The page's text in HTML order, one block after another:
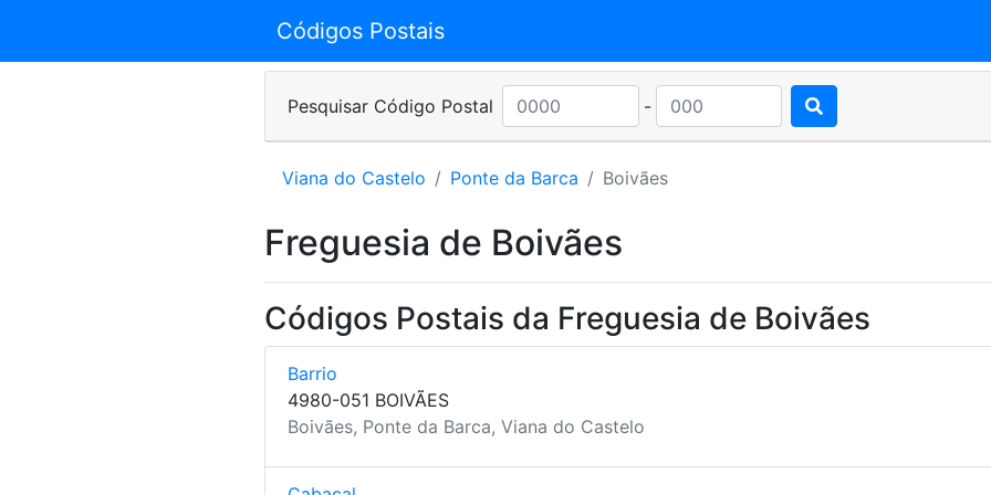
Códigos Postais
Pesquisar Código Postal -
Viana do Castelo Ponte da Barca Boivães
Freguesia de Boivães
Códigos Postais da Freguesia de Boivães
Barrio
4980-051 BOIVÃES
Boivães, Ponte da Barca, Viana do Castelo